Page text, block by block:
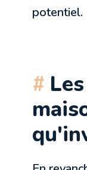
potentiel.